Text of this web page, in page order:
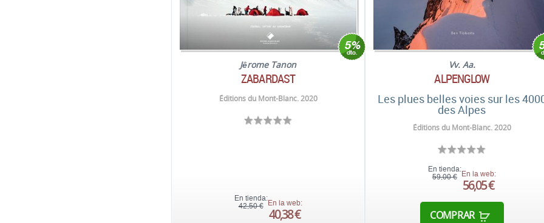
Jêrome Tanon
ZABARDAST
Éditions du Mont-Blanc. 2020
En tienda:
42,50 € En la web:
40,38 €
Vv. Aa.
ALPENGLOW
Les plues belles voies sur les
des Alpes
Éditions du Mont-Blanc. 2020
En tienda:
59,00 € En la web:
56,05 €
COMPRAR